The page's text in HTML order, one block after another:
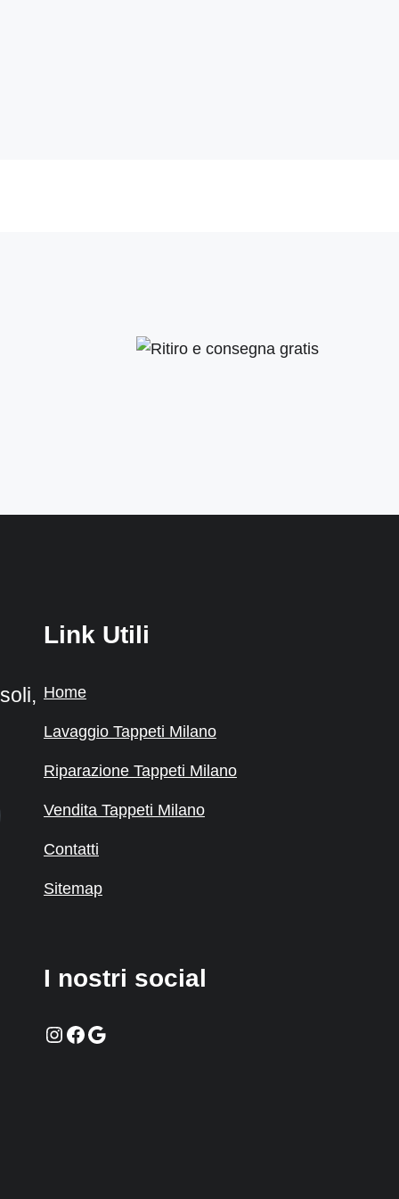
Link Utili
Home
Lavaggio Tappeti Milano
Riparazione Tappeti Milano
Vendita Tappeti Milano
Contatti
Sitemap
I nostri social
Instagram
Facebook
Google